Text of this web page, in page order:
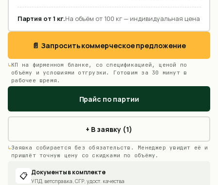
Партия от 1 кг.На объём от 100 кг — индивидуальная цена
📄 Запросить коммерческое предложение
КП на фирменном бланке, со спецификацией, ценой по
объёму и условиями отгрузки. Готовим за 30 минут в
рабочее время.
Прайс по партии
+ В заявку (1)
Заявка собирается без обязательств. Менеджер увидит её и
пришлёт точную цену со скидками по объёму.
📋 Документы в комплекте
УПД, ветсправка, СГР, удост. качества